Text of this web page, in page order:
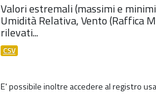
Valori estremali (massimi e
Umidità Relativa, Vento (Raffica
rilevati...
CSV
E' possibile inoltre accedere al registro